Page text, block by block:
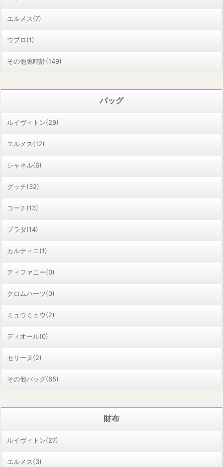
エルメス(7)
ウブロ(1)
その他腕時計(149)
バッグ
ルイヴィトン(29)
エルメス(12)
シャネル(6)
グッチ(32)
コーチ(13)
プラダ(14)
カルティエ(1)
ティファニー(0)
クロムハーツ(0)
ミュウミュウ(2)
ディオール(0)
セリーヌ(2)
その他バッグ(85)
財布
ルイヴィトン(27)
エルメス(3)